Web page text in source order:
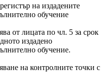
на издадените
обучение
от лицата по чл. 5 за срок
издадено
обучение.
на контролните точки с